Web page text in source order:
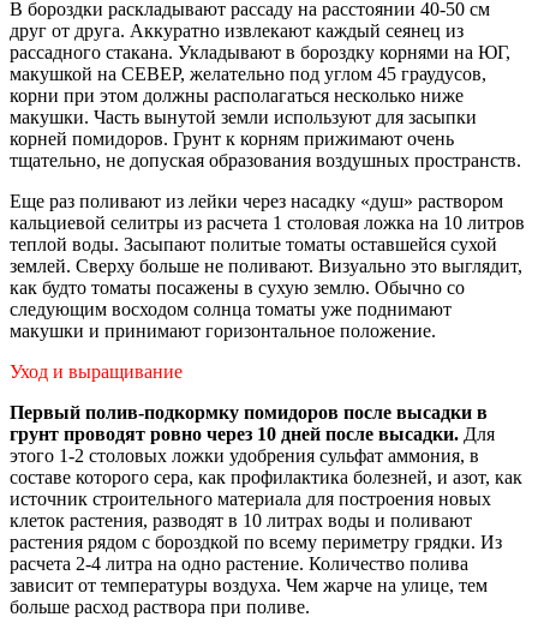
В бороздки раскладывают рассаду на расстоянии 40-50 см
друг от друга. Аккуратно извлекают каждый сеянец из
рассадного стакана. Укладывают в бороздку корнями на ЮГ,
макушкой на СЕВЕР, желательно под углом 45 граудусов,
корни при этом должны располагаться несколько ниже
макушки. Часть вынутой земли используют для засыпки
корней помидоров. Грунт к корням прижимают очень
тщательно, не допуская образования воздушных пространств.
Еще раз поливают из лейки через насадку «душ» раствором
кальциевой селитры из расчета 1 столовая ложка на 10 литров
теплой воды. Засыпают политые томаты оставшейся сухой
землей. Сверху больше не поливают. Визуально это выглядит,
как будто томаты посажены в сухую землю. Обычно со
следующим восходом солнца томаты уже поднимают
макушки и принимают горизонтальное положение.
Уход и выращивание
Первый полив-подкормку помидоров после высадки в
грунт проводят ровно через 10 дней после высадки. Для
этого 1-2 столовых ложки удобрения сульфат аммония, в
составе которого сера, как профилактика болезней, и азот, как
источник строительного материала для построения новых
клеток растения, разводят в 10 литрах воды и поливают
растения рядом с бороздкой по всему периметру грядки. Из
расчета 2-4 литра на одно растение. Количество полива
зависит от температуры воздуха. Чем жарче на улице, тем
больше расход раствора при поливе.